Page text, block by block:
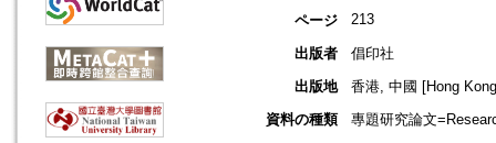
ページ 213
出版者
倡印社
出版地
香港, 中國 [Hong
資料の種類
專題研究論文